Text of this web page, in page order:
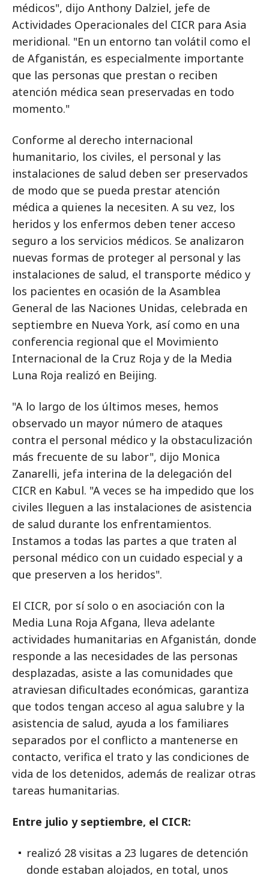
médicos", dijo Anthony Dalziel, jefe de
Actividades Operacionales del CICR para Asia
meridional. "En un entorno tan volátil como el
de Afganistán, es especialmente importante
que las personas que prestan o reciben
atención médica sean preservadas en todo
momento."
Conforme al derecho internacional
humanitario, los civiles, el personal y las
instalaciones de salud deben ser preservados
de modo que se pueda prestar atención
médica a quienes la necesiten. A su vez, los
heridos y los enfermos deben tener acceso
seguro a los servicios médicos. Se analizaron
nuevas formas de proteger al personal y las
instalaciones de salud, el transporte médico y
los pacientes en ocasión de la Asamblea
General de las Naciones Unidas, celebrada en
septiembre en Nueva York, así como en una
conferencia regional que el Movimiento
Internacional de la Cruz Roja y de la Media
Luna Roja realizó en Beijing.
"A lo largo de los últimos meses, hemos
observado un mayor número de ataques
contra el personal médico y la obstaculización
más frecuente de su labor", dijo Monica
Zanarelli, jefa interina de la delegación del
CICR en Kabul. "A veces se ha impedido que los
civiles lleguen a las instalaciones de asistencia
de salud durante los enfrentamientos.
Instamos a todas las partes a que traten al
personal médico con un cuidado especial y a
que preserven a los heridos".
El CICR, por sí solo o en asociación con la
Media Luna Roja Afgana, lleva adelante
actividades humanitarias en Afganistán, donde
responde a las necesidades de las personas
desplazadas, asiste a las comunidades que
atraviesan dificultades económicas, garantiza
que todos tengan acceso al agua salubre y la
asistencia de salud, ayuda a los familiares
separados por el conflicto a mantenerse en
contacto, verifica el trato y las condiciones de
vida de los detenidos, además de realizar otras
tareas humanitarias.
Entre julio y septiembre, el CICR:
realizó 28 visitas a 23 lugares de detención
donde estaban alojados, en total, unos